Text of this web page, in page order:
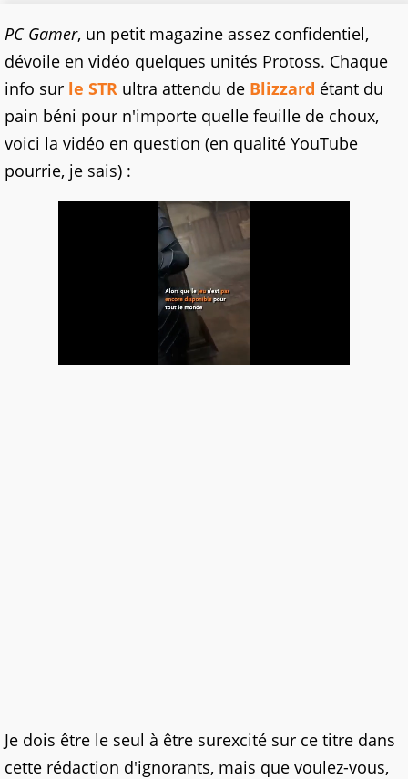
PC Gamer, un petit magazine assez confidentiel,
dévoile en vidéo quelques unités Protoss. Chaque
info sur le STR ultra attendu de Blizzard étant du
pain béni pour n'importe quelle feuille de choux,
voici la vidéo en question (en qualité YouTube
pourrie, je sais) :
Je dois être le seul à être surexcité sur ce titre dans
cette rédaction d'ignorants, mais que voulez-vous,